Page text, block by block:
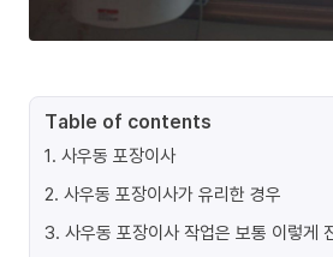
Table of contents
1. 사우동 포장이사
2. 사우동 포장이사가 유리한 경우
3. 사우동 포장이사 작업은 보통 이렇게